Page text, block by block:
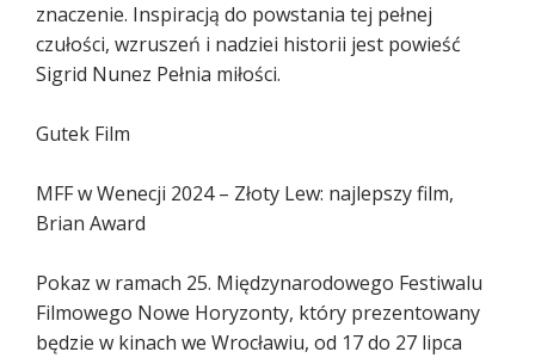
znaczenie. Inspiracją do powstania tej pełnej
czułości, wzruszeń i nadziei historii jest powieść
Sigrid Nunez Pełnia miłości.
Gutek Film
MFF w Wenecji 2024 – Złoty Lew: najlepszy film,
Brian Award
Pokaz w ramach 25. Międzynarodowego Festiwalu
Filmowego Nowe Horyzonty, który prezentowany
będzie w kinach we Wrocławiu, od 17 do 27 lipca